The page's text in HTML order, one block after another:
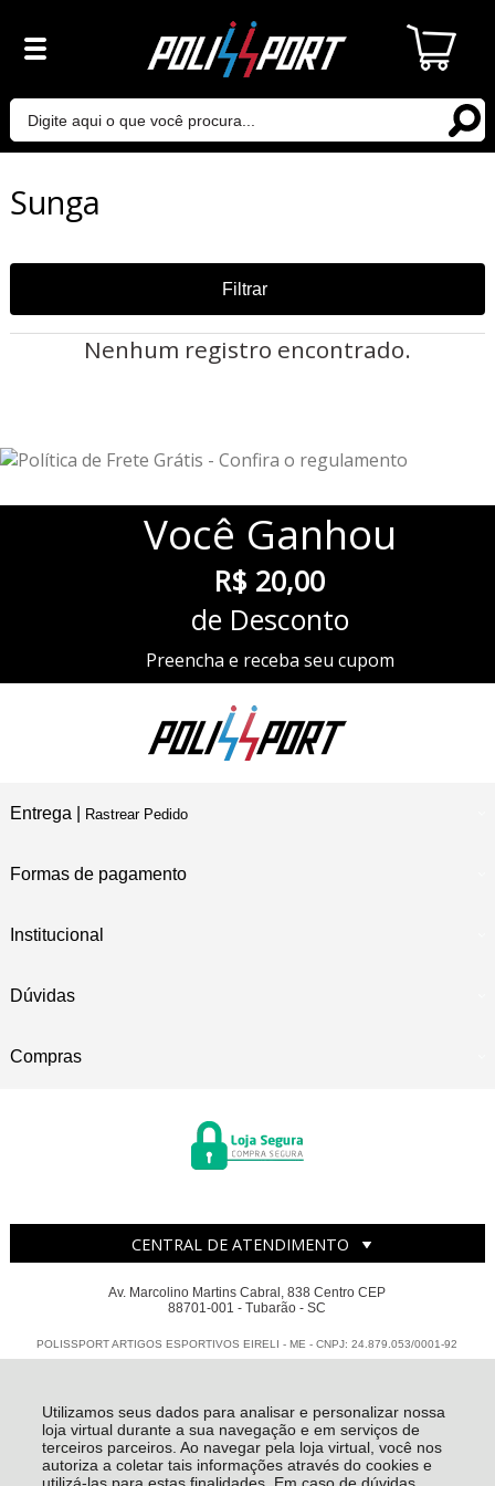
Utilizamos seus dados para analisar e personalizar nossa
loja virtual durante a sua navegação e em serviços de
terceiros parceiros. Ao navegar pela loja virtual, você nos
autoriza a coletar tais informações através do cookies e
Sunga
Filtrar
Nenhum registro encontrado.
Você Ganhou
R$ 20,00
de Desconto
Preencha e receba seu cupom
Entrega | Rastrear Pedido
Formas de pagamento
Institucional
Dúvidas
Compras
CENTRAL DE ATENDIMENTO
Av. Marcolino Martins Cabral, 838 Centro CEP
88701-001 - Tubarão - SC
POLISSPORT ARTIGOS ESPORTIVOS EIRELI - ME - CNPJ: 24.879.053/0001-92